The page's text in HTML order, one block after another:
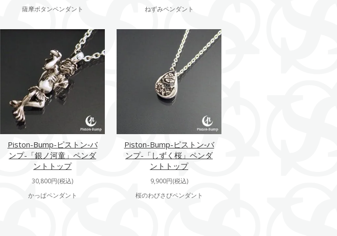
薩摩ボタンペンダント
ねずみペンダント
Piston-Bump-ピストン‐バ
ンプ-「銀ノ河童」ペンダ
ントトップ
30,800円(税込)
かっぱペンダント
Piston-Bump-ピストン‐バ
ンプ-「しずく桜」ペンダ
ントトップ
9,900円(税込)
桜のわびさびペンダント